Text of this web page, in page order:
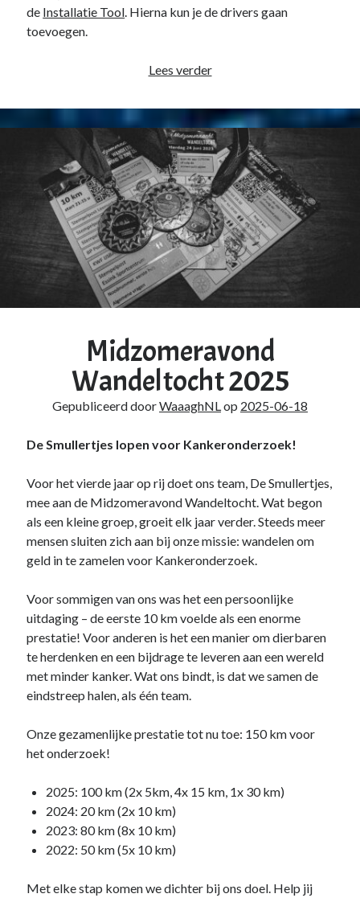
de Installatie Tool. Hierna kun je de drivers gaan
toevoegen.
Lees verderDrivers
Windows
11
installatie
toevoegen
Midzomeravond
Wandeltocht 2025
Gepubliceerd doorWaaaghNLop 2025-06-18
De Smullertjes lopen voor Kankeronderzoek!
Voor het vierde jaar op rij doet ons team, De Smullertjes,
mee aan de Midzomeravond Wandeltocht. Wat begon
als een kleine groep, groeit elk jaar verder. Steeds meer
mensen sluiten zich aan bij onze missie: wandelen om
geld in te zamelen voor Kankeronderzoek.
Voor sommigen van ons was het een persoonlijke
uitdaging – de eerste 10 km voelde als een enorme
prestatie! Voor anderen is het een manier om dierbaren
te herdenken en een bijdrage te leveren aan een wereld
met minder kanker. Wat ons bindt, is dat we samen de
eindstreep halen, als één team.
Onze gezamenlijke prestatie tot nu toe: 150 km voor
het onderzoek!
2025: 100 km (2x 5km, 4x 15 km, 1x 30 km)
2024: 20 km (2x 10 km)
2023: 80 km (8x 10 km)
2022: 50 km (5x 10 km)
Met elke stap komen we dichter bij ons doel. Help jij